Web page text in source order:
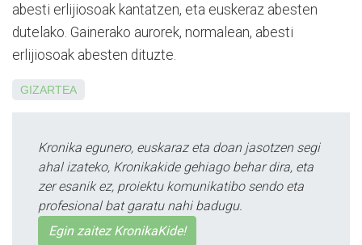
abesti erlijiosoak kantatzen, eta euskeraz abesten
dutelako. Gainerako aurorek, normalean, abesti
erlijiosoak abesten dituzte.
GIZARTEA
Kronika egunero, euskaraz eta doan jasotzen segi
ahal izateko, Kronikakide gehiago behar dira, eta
zer esanik ez, proiektu komunikatibo sendo eta
profesional bat garatu nahi badugu.
Egin zaitez KronikaKide!